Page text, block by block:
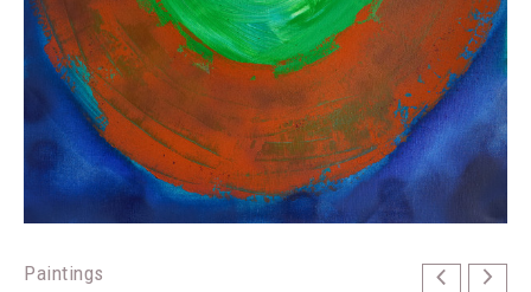
Paintings